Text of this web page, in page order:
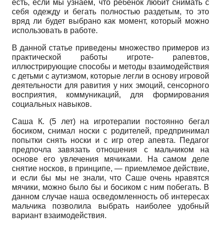
есть, если мы узнаем, что ребёнок любит снимать с
себя одежду и бегать полностью раздетым, то это
вряд ли будет выбрано как момент, который можно
использовать в работе.
В данной статье приведены множество примеров из
практической работы игроте- рапевтов,
иллюстрирующие способы и методы взаимодействия
с детьми с аутизмом, которые легли в основу игровой
деятельности для равития у них эмоций, сенсорного
восприятия, коммуникаций, для формирования
социальных навыков.
Саша К. (5 лет) на игротерапии постоянно бегал
босиком, снимал носки с родителей, предпринимал
попытки снять носки и с игр отер апевта. Педагог
предпочла завязать отношения с мальчиком на
основе его увлечения мячиками. На самом деле
снятие носков, в принципе, — приемлемое действие,
и если бы мы не знали, что Саше очень нравятся
мячики, можно было бы и босиком с ним побегать. В
данном случае наша осведомленность об интересах
мальчика позволила выбрать наиболее удобный
вариант взаимодействия.